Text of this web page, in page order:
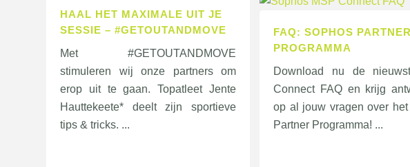
HAAL HET MAXIMALE UIT JE
SESSIE – #GETOUTANDMOVE
Met #GETOUTANDMOVE
stimuleren wij onze partners om
erop uit te gaan. Topatleet Jente
Hauttekeete* deelt zijn sportieve
tips & tricks. ...
FAQ: SOPHOS PARTNER
PROGRAMMA
Download nu de
Connect FAQ en krijg
op al jouw vragen over
Partner Programma! ...